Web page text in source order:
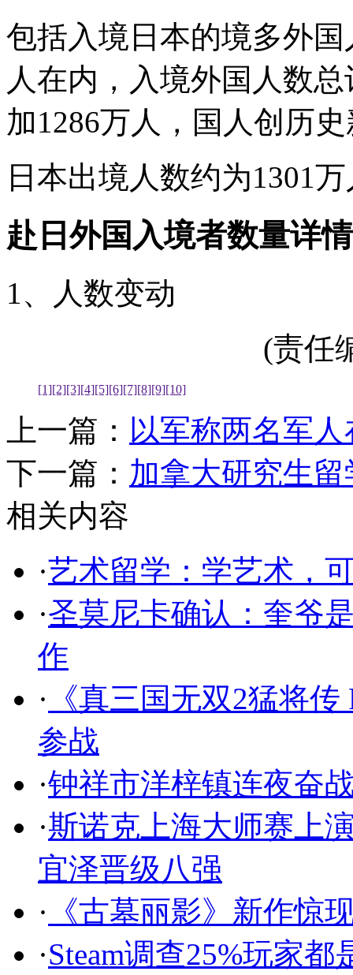
包括入境日本的境多外
人在内，入境外国人数
加1286万人，国人创历
日本出境人数约为1301
赴日外国入境者数量详情
1、人数变动
(责任
[1][2][3][4][5][6][7][8][9][10]
上一篇： 以军称两名军
下一篇： 加拿大研究生
相关内容
·艺术留学：学艺术，
·圣莫尼卡确认：奎爷
作
· 《真三国无双2猛将
参战
·钟祥市洋梓镇连夜奋
·斯诺克上海大师赛上
宜泽晋级八强
· 《古墓丽影》新作惊
·Steam调查25%玩家